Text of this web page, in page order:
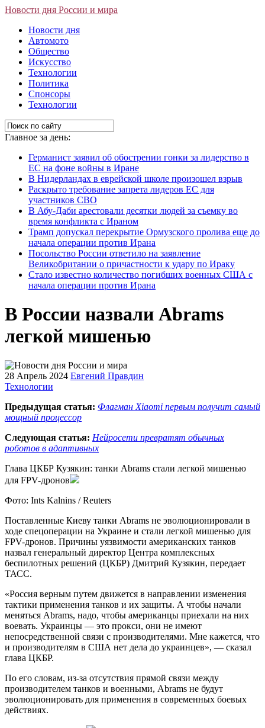
Новости дня России и мира
Новости дня
Автомото
Общество
Искусство
Технологии
Политика
Спонсоры
Технологии
Главное за день:
Германист заявил об обострении гонки за лидерство в
ЕС на фоне войны в Иране
В Нидерландах в еврейской школе произошел взрыв
Раскрыто требование запрета лидеров ЕС для
участников СВО
В Абу-Даби арестовали десятки людей за съемку во
время конфликта с Ираном
Трамп допускал перекрытие Ормузского пролива еще до
начала операции против Ирана
Посольство России ответило на заявление
Великобритании о причастности к удару по Ираку
Стало известно количество погибших военных США с
начала операции против Ирана
В России назвали Abrams
легкой мишенью
28 Апрель 2024 Евгений Правдин
Технологии
Предыдущая статья: Флагман Xiaomi первым получит самый
мощный процессор
Следующая статья: Нейросети превратят обычных
роботов в адаптивных
Глава ЦКБР Кузякин: танки Abrams стали легкой мишенью
для FPV-дронов
Фото: Ints Kalnins / Reuters
Поставленные Киеву танки Abrams не эволюционировали в
ходе спецоперации на Украине и стали легкой мишенью для
FPV-дронов. Причины уязвимости американских танков
назвал генеральный директор Центра комплексных
беспилотных решений (ЦКБР) Дмитрий Кузякин, передает
ТАСС.
«Россия верным путем движется в направлении изменения
тактики применения танков и их защиты. А чтобы начали
меняться Abrams, надо, чтобы американцы приехали на них
воевать. Украинцы — это прокси, они не имеют
непосредственной связи с производителями. Мне кажется, что
и производителям в США нет дела до украинцев», — сказал
глава ЦКБР.
По его словам, из-за отсутствия прямой связи между
производителем танков и военными, Abrams не будут
эволюционировать для применения в современных боевых
действиях.